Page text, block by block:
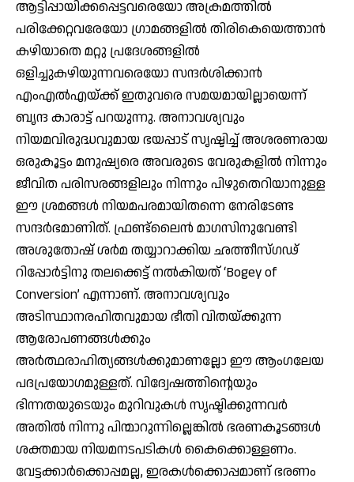
ആട്ടിപ്പായിക്കപ്പെട്ടവരെയോ അക്രമത്തില്‍
പരിക്കേറ്റവരേയോ ഗ്രാമങ്ങളില്‍ തിരികെയെത്താന്‍
കഴിയാതെ മറ്റു പ്രദേശങ്ങളില്‍
ഒളിച്ചുകഴിയുന്നവരെയോ സന്ദര്‍ശിക്കാന്‍
എംഎല്‍എയ്ക്ക് ഇതുവരെ സമയമായില്ലായെന്ന്
ബൃന്ദ കാരാട്ട് പറയുന്നു. അനാവശ്യവും
നിയമവിരുദ്ധവുമായ ഭയപ്പാട് സൃഷ്ടിച്ച് അശരണരായ
ഒരുകൂട്ടം മനുഷ്യരെ അവരുടെ വേരുകളില്‍ നിന്നും
ജീവിത പരിസരങ്ങളിലും നിന്നും പിഴുതെറിയാനുള്ള
ഈ ശ്രമങ്ങള്‍ നിയമപരമായിതന്നെ നേരിടേണ്ട
സന്ദര്‍ഭമാണിത്. ഫ്രണ്ട്‌ലൈന്‍ മാഗസിനുവേണ്ടി
അശുതോഷ് ശര്‍മ തയ്യാറാക്കിയ ഛത്തീസ്ഗഢ്
റിപ്പോര്‍ട്ടിനു തലക്കെട്ട് നല്‍കിയത് ‘Bogey of
Conversion’ എന്നാണ്. അനാവശ്യവും
അടിസ്ഥാനരഹിതവുമായ ഭീതി വിതയ്ക്കുന്ന
ആരോപണങ്ങള്‍ക്കും
അര്‍ത്ഥരാഹിത്യങ്ങള്‍ക്കുമാണല്ലോ ഈ ആംഗലേയ
പദപ്രയോഗമുള്ളത്. വിദ്വേഷത്തിന്റെയും
ഭിന്നതയുടെയും മുറിവുകള്‍ സൃഷ്ടിക്കുന്നവര്‍
അതില്‍ നിന്നു പിന്മാറുന്നില്ലെങ്കില്‍ ഭരണകൂടങ്ങള്‍
ശക്തമായ നിയമനടപടികള്‍ കൈക്കൊള്ളണം.
വേട്ടക്കാര്‍ക്കൊപ്പമല്ല, ഇരകള്‍ക്കൊപ്പമാണ് ഭരണം